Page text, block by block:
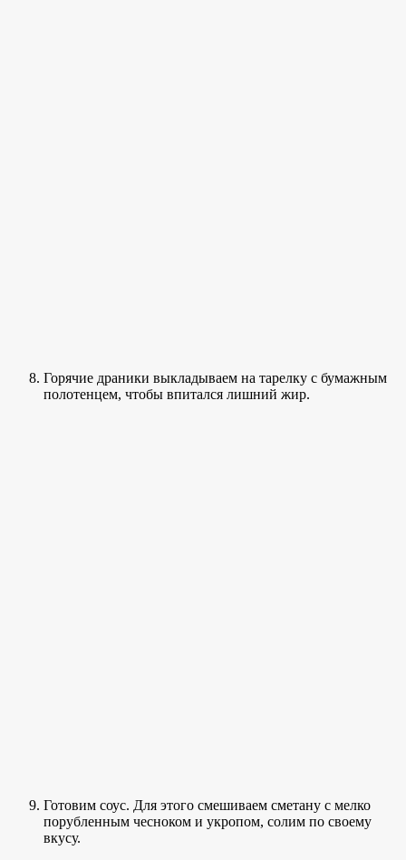
Горячие драники выкладываем на тарелку с бумажным
полотенцем, чтобы впитался лишний жир.
Готовим соус. Для этого смешиваем сметану с мелко
порубленным чесноком и укропом, солим по своему
вкусу.